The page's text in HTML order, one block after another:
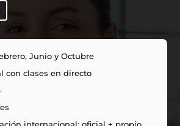
Junio y Octubre
con clases en directo